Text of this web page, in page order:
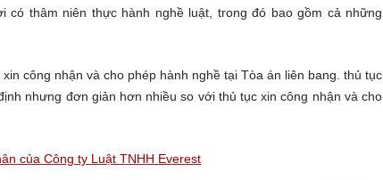
có thâm niên thực hành nghề luật, trong đó bao gồm cả những
công nhận và cho phép hành nghề tại Tòa án liên bang. thủ tục
nhưng đơn giản hơn nhiều so với thủ tục xin công nhận và cho
của Công ty Luật TNHH Everest